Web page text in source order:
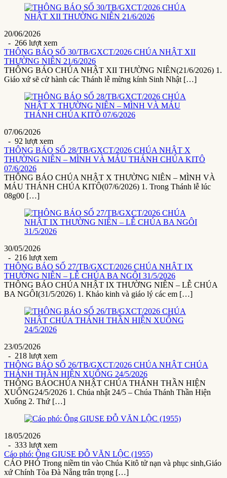
20/06/2026
- 266 lượt xem
THÔNG BÁO SỐ 30/TB/GXCT/2026 CHÚA NHẬT XII
THƯỜNG NIÊN 21/6/2026
THÔNG BÁO CHÚA NHẬT XII THƯỜNG NIÊN(21/6/2026) 1.
Giáo xứ sẽ cử hành các Thánh lễ mừng kính Sinh Nhật […]
07/06/2026
- 92 lượt xem
THÔNG BÁO SỐ 28/TB/GXCT/2026 CHÚA NHẬT X
THƯỜNG NIÊN – MÌNH VÀ MÁU THÁNH CHÚA KITÔ
07/6/2026
THÔNG BÁO CHÚA NHẬT X THƯỜNG NIÊN – MÌNH VÀ
MÁU THÁNH CHÚA KITÔ(07/6/2026) 1. Trong Thánh lễ lúc
08g00 […]
30/05/2026
- 216 lượt xem
THÔNG BÁO SỐ 27/TB/GXCT/2026 CHÚA NHẬT IX
THƯỜNG NIÊN – LỄ CHÚA BA NGÔI 31/5/2026
THÔNG BÁO CHÚA NHẬT IX THƯỜNG NIÊN – LỄ CHÚA
BA NGÔI(31/5/2026) 1. Khảo kinh và giáo lý các em […]
23/05/2026
- 218 lượt xem
THÔNG BÁO SỐ 26/TB/GXCT/2026 CHÚA NHẬT CHÚA
THÁNH THẦN HIỆN XUỐNG 24/5/2026
THÔNG BÁOCHÚA NHẬT CHÚA THÁNH THẦN HIỆN
XUỐNG24/5/2026 1. Chúa nhật 24/5 – Chúa Thánh Thần Hiện
Xuống 2. Thứ […]
18/05/2026
- 333 lượt xem
Cáo phó: Ông GIUSE ĐỖ VĂN LỘC (1955)
CÁO PHÓ Trong niềm tin vào Chúa Kitô tử nạn và phục sinh,Giáo
xứ Chính Tòa Đà Nẵng trân trọng […]